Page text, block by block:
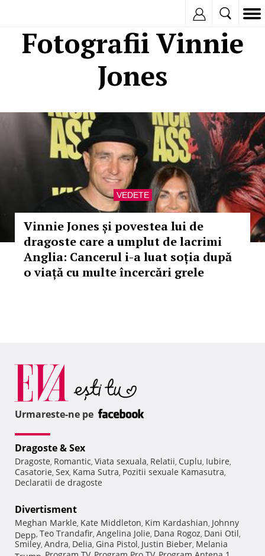
Fotografii Vinnie
Jones
VEDETE
Vinnie Jones și povestea lui de
dragoste care a umplut de lacrimi
Anglia: Cancerul i-a luat soția după
o viață cu multe încercări grele
Urmareste-ne pe
Dragoste & Sex
Dragoste, Romantic, Viata sexuala, Relatii, Cuplu, Iubire,
Casatorie, Sex, Kama Sutra, Pozitii sexuale Kamasutra,
Declaratii de dragoste
Divertisment
Meghan Markle, Kate Middleton, Kim Kardashian, Johnny
Depp, Teo Trandafir, Angelina Jolie, Dana Rogoz, Dani Otil,
Smiley, Andra, Delia, Gina Pistol, Justin Bieber, Melania